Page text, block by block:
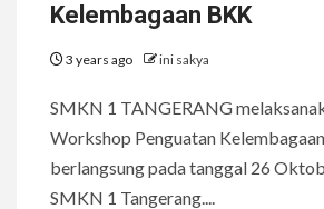
Kelembagaan BKK
3 years ago ini sakya
SMKN 1 TANGERANG
Workshop Penguatan
berlangsung pada tanggal 26
SMKN 1 Tangerang....